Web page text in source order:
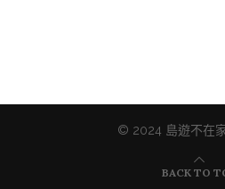
© 2024 島遊不在
BACK TO